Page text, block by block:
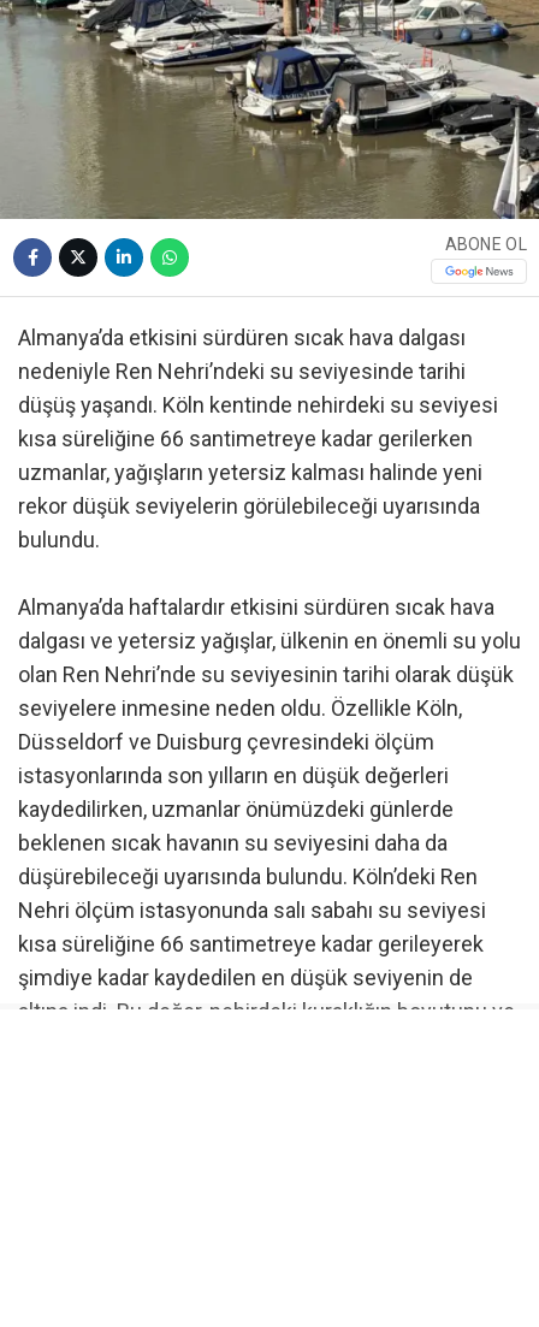
ABONE OL
Almanya’da etkisini sürdüren sıcak hava dalgası
nedeniyle Ren Nehri’ndeki su seviyesinde tarihi
düşüş yaşandı. Köln kentinde nehirdeki su seviyesi
kısa süreliğine 66 santimetreye kadar gerilerken
uzmanlar, yağışların yetersiz kalması halinde yeni
rekor düşük seviyelerin görülebileceği uyarısında
bulundu.
Almanya’da haftalardır etkisini sürdüren sıcak hava
dalgası ve yetersiz yağışlar, ülkenin en önemli su yolu
olan Ren Nehri’nde su seviyesinin tarihi olarak düşük
seviyelere inmesine neden oldu. Özellikle Köln,
Düsseldorf ve Duisburg çevresindeki ölçüm
istasyonlarında son yılların en düşük değerleri
kaydedilirken, uzmanlar önümüzdeki günlerde
beklenen sıcak havanın su seviyesini daha da
düşürebileceği uyarısında bulundu. Köln’deki Ren
Nehri ölçüm istasyonunda salı sabahı su seviyesi
kısa süreliğine 66 santimetreye kadar gerileyerek
şimdiye kadar kaydedilen en düşük seviyenin de
altına indi. Bu değer, nehirdeki kuraklığın boyutunu ve